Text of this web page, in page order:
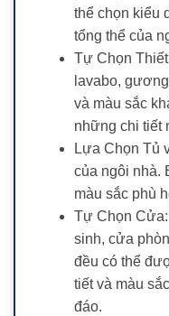
thể chọn kiểu
tổng thể của
Tự Chọn
lavabo,
và màu sắc
những chi tiết
Lựa Chọn Tủ
của ngôi nhà.
màu sắc phù
Tự Chọn
sinh, cửa
đều có thể
tiết và màu
đáo.